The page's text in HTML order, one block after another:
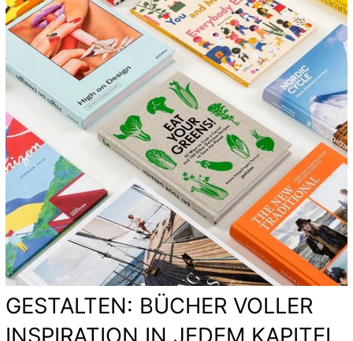
GESTALTEN: BÜCHER VOLLER
INSPIRATION IN JEDEM KAPITEL